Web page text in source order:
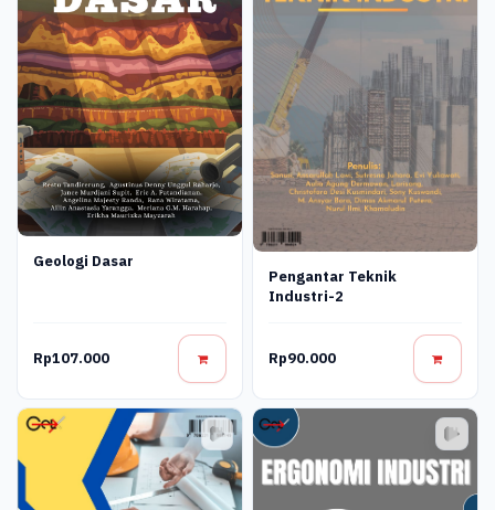
Geologi Dasar
Rp107.000
Pengantar Teknik
Industri-2
Rp90.000